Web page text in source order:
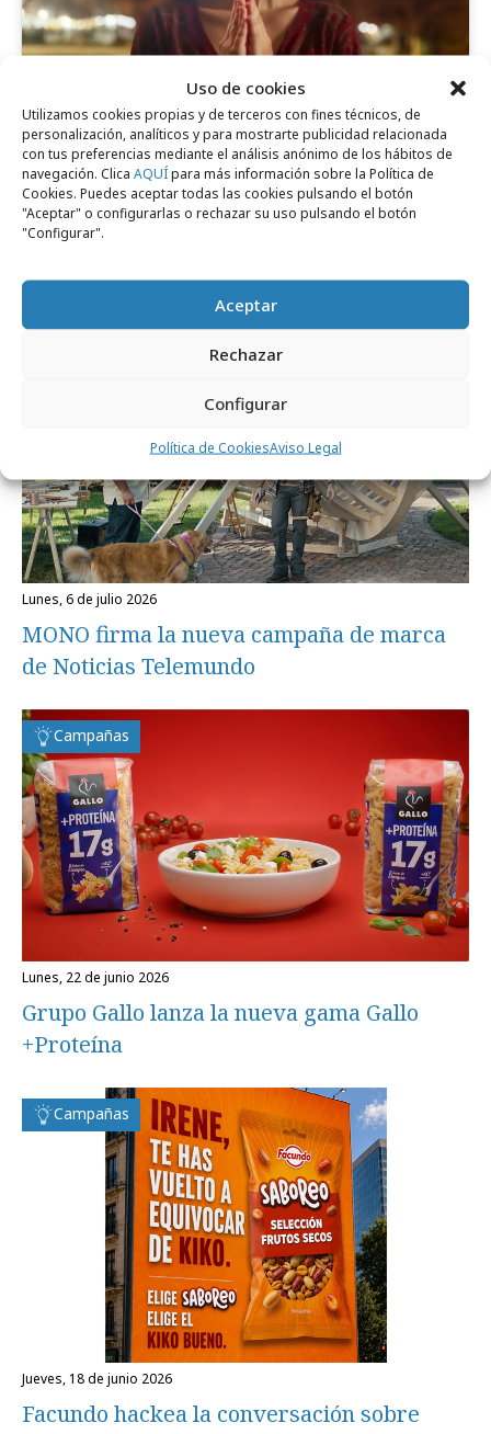
Uso de cookies
Utilizamos cookies propias y de terceros con fines técnicos, de
personalización, analíticos y para mostrarte publicidad relacionada
con tus preferencias mediante el análisis anónimo de los hábitos de
navegación. Clica AQUÍpara más información sobre la Política de
Cookies. Puedes aceptar todas las cookies pulsando el botón
"Aceptar" o configurarlas o rechazar su uso pulsando el botón
"Configurar".
Aceptar
Rechazar
Configurar
Política de CookiesAviso Legal
Comparte
Noticias Relacionadas
lunes, 6 de julio 2026
MONO firma la nueva campaña de marca
de Noticias Telemundo
Campañas
lunes, 22 de junio 2026
Grupo Gallo lanza la nueva gama Gallo
+Proteína
Campañas
jueves, 18 de junio 2026
Facundo hackea la conversación sobre